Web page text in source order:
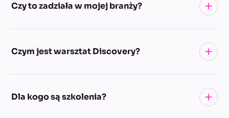
Czy to zadziała w mojej branży?
Warsztaty i szkolenia prowadzimy na Waszych
procesach i danych, nie na ogólnych przykładach.
wychodzi z gotowymi przepływami do wdrożenia,
nie z notatkami.
Czym jest warsztat Discovery?
To 1 dzień pracy z Twoim zespołem: mapujemy
Dla kogo są szkolenia?